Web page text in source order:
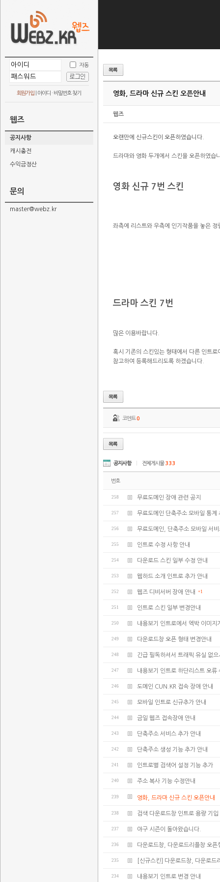
자동
회원가입 아이디 · 비밀번호 찾기
웹즈
공지사항
캐시충전
수익금정산
문의
master@webz.kr
영화, 드라마 신규 스킨 오픈안내
웹즈
오랜만에 신규스킨이 오픈하였습니다.
드라마와 영화 두개에서 스킨을 오픈하였습
영화 신규 7번 스킨
좌측에 리스트와 우측에 인기작품을 놓은 정
드라마 스킨 7번
많은 이용바랍니다.
혹시 기존의 스킨있는 형태에서 다른 인트
참고하여 등록해드리도록 하겠습니다.
코멘트0
공지사항 전체게시물333
번호
258 무료도메인 장애 관련 공지
257 무료도메인 단축주소 모바일 통계
256 무료도메인, 단축주소 모바일 서
255 인트로 수정 사항 안내
254 다운로드 스킨 일부 수정 안내
253 웹하드 소개 인트로 추가 안내
252 웹즈 디비서버 장애 안내 +1
251 인트로 스킨 일부 변경안내
250 내용보기 인트로에서 엑박 이미지
249 다운로드창 오픈 형태 변경안내
248 긴급 필독하셔서 트래픽 유실 없
247 내용보기 인트로 하단리스트 오류
246 도메인 CUN.KR 접속 장애 안내
245 모바일 인트로 신규추가 안내
244 금일 웹즈 접속장애 안내
243 단축주소 서비스 추가 안내
242 단축주소 생성 기능 추가 안내
241 인트로별 검색어 설정 기능 추가
240 주소 복사 기능 수정안내
239 영화, 드라마 신규 스킨 오픈안내
238 검색 다운로드창 인트로 용량 기입
237 야구 시즌이 돌아왔습니다.
236 다운로드창, 다운로드리플창 오픈
235 [신규스킨] 다운로드창, 다운로드
234 내용보기 인트로 변경 안내